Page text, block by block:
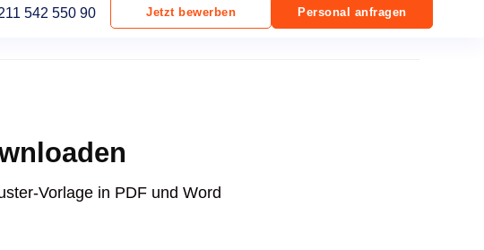
542 550 90 Jetzt bewerben Personal anfragen
Vorlage in PDF und Word